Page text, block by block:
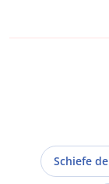
Schiefe